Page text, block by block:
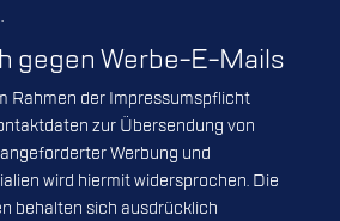
gegen Werbe-E-Mails
Rahmen der Impressumspflicht
zur Übersendung von
Werbung und
wird hiermit widersprochen. Die
behalten sich ausdrücklich